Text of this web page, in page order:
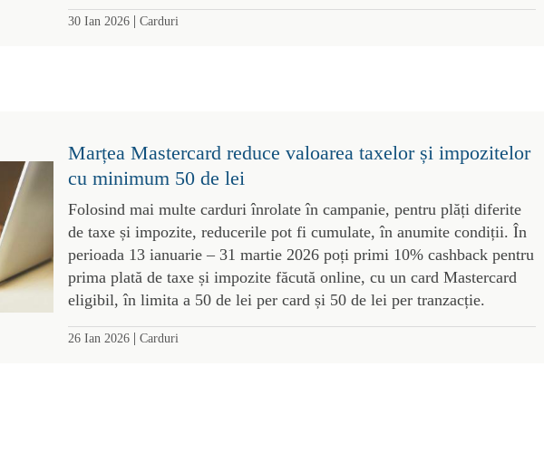
30 Ian 2026| Carduri
Marțea Mastercard reduce valoarea taxelor și impozitelor
cu minimum 50 de lei
Folosind mai multe carduri înrolate în campanie, pentru plăți diferite
de taxe și impozite, reducerile pot fi cumulate, în anumite condiții. În
perioada 13 ianuarie – 31 martie 2026 poți primi 10% cashback pentru
prima plată de taxe și impozite făcută online, cu un card Mastercard
eligibil, în limita a 50 de lei per card și 50 de lei per tranzacție.
26 Ian 2026| Carduri